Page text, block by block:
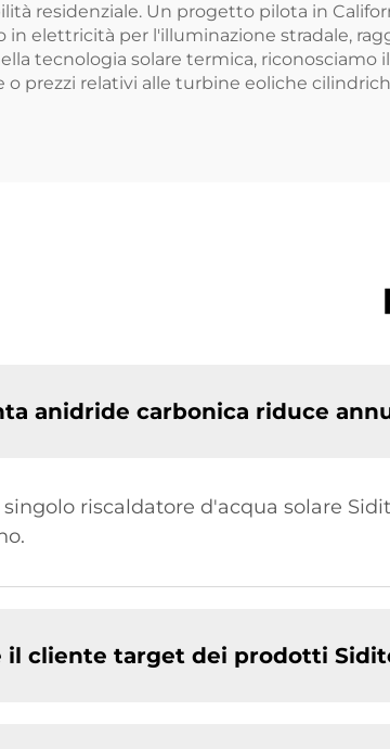
residenziale. Un progetto pilota in
in elettricità per l'illuminazione stradale,
tecnologia solare termica,
o prezzi relativi alle turbine eoliche
anidride carbonica riduce
singolo riscaldatore d'acqua solare
il cliente target dei prodotti